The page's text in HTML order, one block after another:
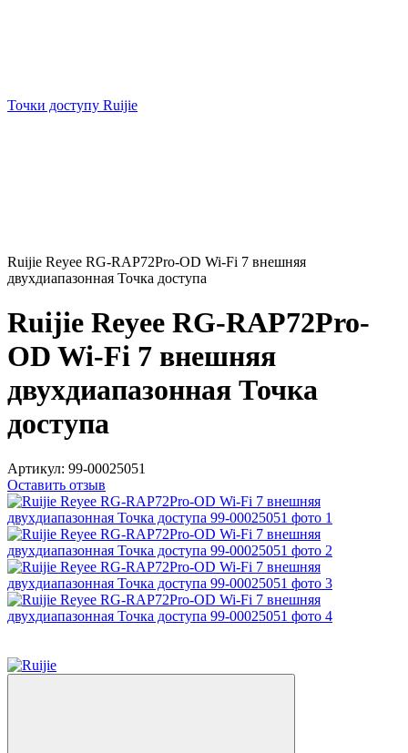
Точки доступу Ruijie
Ruijie Reyee RG-RAP72Pro-OD Wi-Fi 7 внешняя
двухдиапазонная Точка доступа
Ruijie Reyee RG-RAP72Pro-
OD Wi-Fi 7 внешняя
двухдиапазонная Точка
доступа
Артикул: 99-00025051
Оставить отзыв